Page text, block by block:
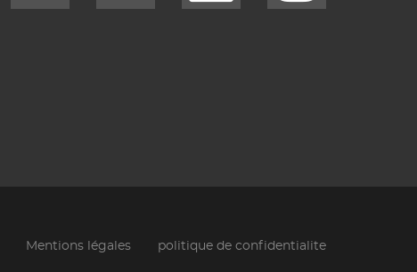
Mentions légales politique de confidentialite